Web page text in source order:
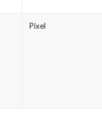
Pixel